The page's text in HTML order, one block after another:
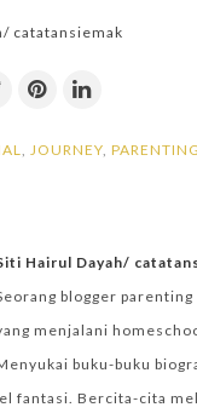
catatansiemak
JOURNEY PARENTING
Hairul Dayah/
blogger parenting
menjalani
buku-buku
fantasi. Bercita-cita